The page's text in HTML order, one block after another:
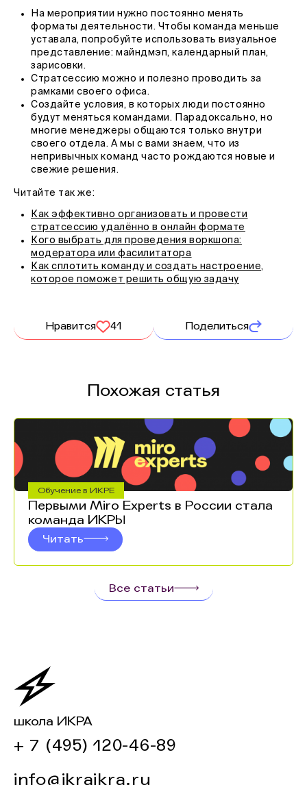
На мероприятии нужно постоянно менять
форматы деятельности. Чтобы команда меньше
уставала, попробуйте использовать визуальное
представление: майндмэп, календарный план,
зарисовки.
Стратсессию можно и полезно проводить за
рамками своего офиса.
Создайте условия, в которых люди постоянно
будут меняться командами. Парадоксально, но
многие менеджеры общаются только внутри
своего отдела. А мы с вами знаем, что из
непривычных команд часто рождаются новые и
свежие решения.
Читайте так же:
Как эффективно организовать и провести
стратсессию удалённо в онлайн формате
Кого выбрать для проведения воркшопа:
модератора или фасилитатора
Как сплотить команду и создать настроение,
которое поможет решить общую задачу
Нравится 41 Поделиться
Похожая статья
Обучение в ИКРЕ
Первыми Miro Experts в России стала
команда ИКРЫ
Читать
Все статьи
школа ИКРА
+ 7 (495) 120-46-89
info@ikraikra.ru